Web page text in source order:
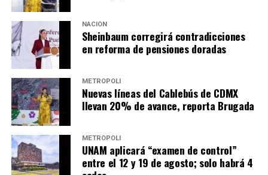
NACIÓN
Sheinbaum corregirá contradicciones
en reforma de pensiones doradas
METRÓPOLI
Nuevas líneas del Cablebús de CDMX
llevan 20% de avance, reporta Brugada
METRÓPOLI
UNAM aplicará “examen de control”
entre el 12 y 19 de agosto; solo habrá 4